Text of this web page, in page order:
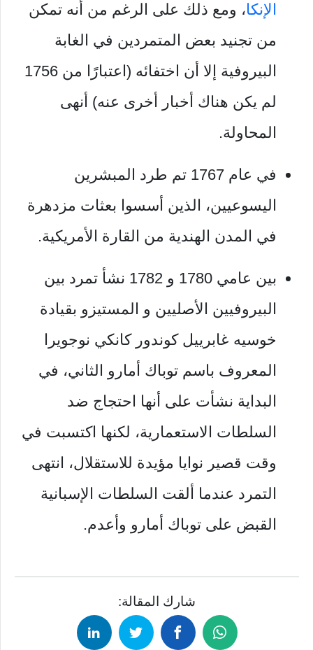
الإنكا، ومع ذلك على الرغم من أنه تمكن
من تجنيد بعض المتمردين في الغابة
البيروفية إلا أن اختفائه (اعتبارًا من 1756
لم يكن هناك أخبار أخرى عنه) أنهى
المحاولة.
في عام 1767 تم طرد المبشرين
اليسوعيين، الذين أسسوا بعثات مزدهرة
في المدن الهندية من القارة الأمريكية.
بين عامي 1780 و 1782 نشأ تمرد بين
البيروفيين الأصليين و المستيزو بقيادة
خوسيه غابرييل كوندور كانكي نوجويرا
المعروف باسم توباك أمارو الثاني، في
البداية نشأت على أنها احتجاج ضد
السلطات الاستعمارية، لكنها اكتسبت في
وقت قصير نوايا مؤيدة للاستقلال، انتهى
التمرد عندما ألقت السلطات الإسبانية
القبض على توباك أمارو وأعدم.
شارك المقالة: